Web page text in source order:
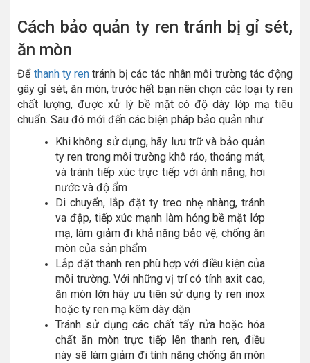
Cách bảo quản ty ren tránh bị gỉ sét,
ăn mòn
Để thanh ty rentránh bị các tác nhân môi trường tác động
gây gỉ sét, ăn mòn, trước hết bạn nên chọn các loại ty ren
chất lượng, được xử lý bề mặt có độ dày lớp mạ tiêu
chuẩn. Sau đó mới đến các biện pháp bảo quản như:
Khi không sử dụng, hãy lưu trữ và bảo quản
ty ren trong môi trường khô ráo, thoáng mát,
và tránh tiếp xúc trực tiếp với ánh nắng, hơi
nước và độ ẩm
Di chuyển, lắp đặt ty treo nhẹ nhàng, tránh
va đập, tiếp xúc mạnh làm hỏng bề mặt lớp
mạ, làm giảm đi khả năng bảo vệ, chống ăn
mòn của sản phẩm
Lắp đặt thanh ren phù hợp với điều kiện của
môi trường. Với những vị trí có tính axit cao,
ăn mòn lớn hãy ưu tiên sử dụng ty ren inox
hoặc ty ren mạ kẽm dày dặn
Tránh sử dụng các chất tẩy rửa hoặc hóa
chất ăn mòn trực tiếp lên thanh ren, điều
này sẽ làm giảm đi tính năng chống ăn mòn